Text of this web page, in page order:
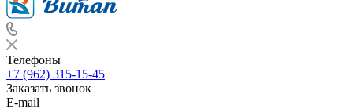
Телефоны
+7 (962) 315-15-45
Заказать звонок
E-mail